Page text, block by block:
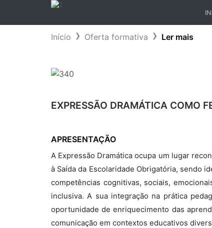
Início Oferta formativa Ler mais
EXPRESSÃO DRAMÁTICA COMO
APRESENTAÇÃO
A Expressão Dramática ocupa um lugar
à Saída da Escolaridade Obrigatória, sendo
competências cognitivas, sociais,
inclusiva. A sua integração na prática
oportunidade de enriquecimento das
comunicação em contextos educativos